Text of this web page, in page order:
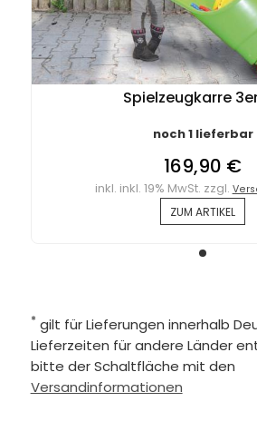
Spielzeugkarre
noch 1 lieferbar
169,90 €
inkl. inkl. 19% MwSt. zzgl.
ZUM ARTIKEL
* gilt für Lieferungen innerhalb
Lieferzeiten für andere Länder
bitte der Schaltfläche mit den
Versandinformationen